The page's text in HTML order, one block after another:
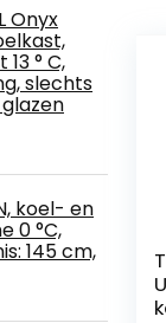
Onyx
° C,
slechts
koel- en
0 °C,
145 cm,